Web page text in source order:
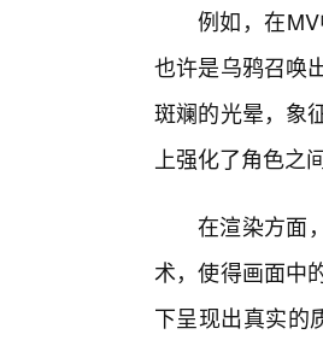
例如，在
也许是乌鸦召唤
斑斓的光晕，象
上强化了角色之
在渲染方面
术，使得画面中
下呈现出真实的